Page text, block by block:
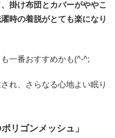
掛け布団とカバーがややこ
時の着脱がとても楽になり
一番おすすめかも(^-^;
れ、さらなる心地よい眠り
リゴンメッシュ」